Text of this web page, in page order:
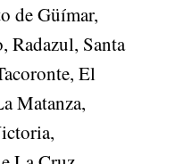
de Güímar,
Radazul, Santa
El
Matanza,